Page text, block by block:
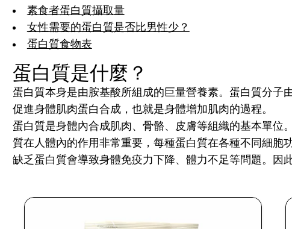
素食者蛋白質攝取量
女性需要的蛋白質是否比男性少？
蛋白質食物表
蛋白質是什麼？
蛋白質本身是由胺基酸所組成的巨量營養素。蛋白質分子
促進身體肌肉蛋白合成，也就是身體增加肌肉的過程。
蛋白質是身體內合成肌肉、骨骼、皮膚等組織的基本單位
質在人體內的作用非常重要，每種蛋白質在各種不同細胞
缺乏蛋白質會導致身體免疫力下降、體力不足等問題。因